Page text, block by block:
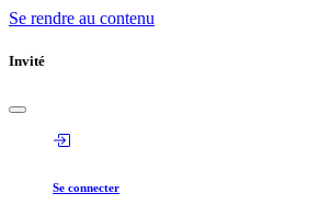
Se rendre au contenu
Invité
Se connecter